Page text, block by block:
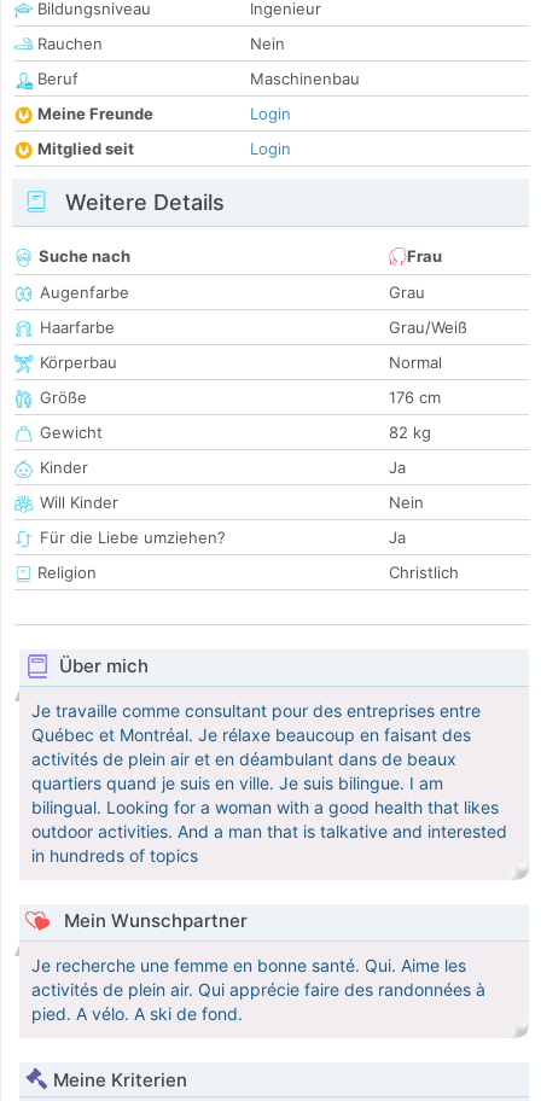
Bildungsniveau
Ingenieur
Rauchen
Nein
Beruf
Maschinenbau
Meine Freunde
Login
Mitglied seit
Login
Weitere Details
Suche nach
Frau
Augenfarbe
Grau
Haarfarbe
Grau/Weiß
Körperbau
Normal
Größe
176 cm
Gewicht
82 kg
Kinder
Ja
Will Kinder
Nein
Für die Liebe umziehen?
Ja
Religion
Christlich
Über mich
Je travaille comme consultant pour des entreprises entre
Québec et Montréal. Je rélaxe beaucoup en faisant des
activités de plein air et en déambulant dans de beaux
quartiers quand je suis en ville. Je suis bilingue. I am
bilingual. Looking for a woman with a good health that likes
outdoor activities. And a man that is talkative and interested
in hundreds of topics
Mein Wunschpartner
Je recherche une femme en bonne santé. Qui. Aime les
activités de plein air. Qui apprécie faire des randonnées à
pied. A vélo. A ski de fond.
Meine Kriterien